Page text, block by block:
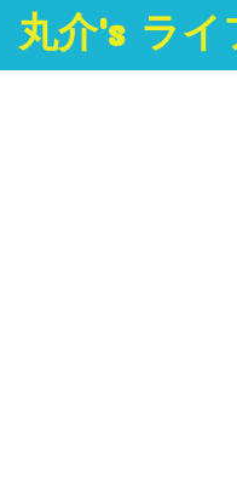
丸介's ライ